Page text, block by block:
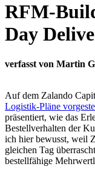
RFM-
Day
verfasst von Martin
Auf dem Zalando
Logistik-Pläne
präsentiert, wie das
Bestellverhalten der
ich hier bewusst, weil
gleichen Tag
bestellfähige